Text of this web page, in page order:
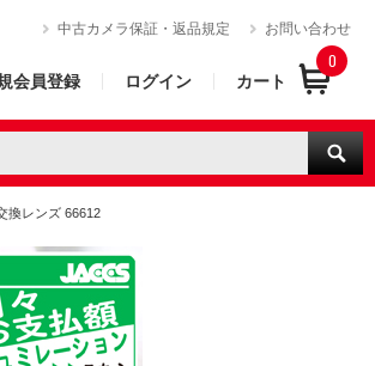
中古カメラ保証・返品規定 お問い合わせ
会員登録 ログイン カート
0
換レンズ 66612